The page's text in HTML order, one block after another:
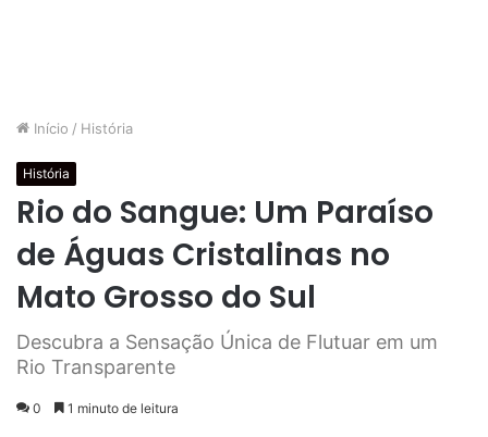
Início / História
História
Rio do Sangue: Um Paraíso
de Águas Cristalinas no
Mato Grosso do Sul
Descubra a Sensação Única de Flutuar em um
Rio Transparente
0 1 minuto de leitura